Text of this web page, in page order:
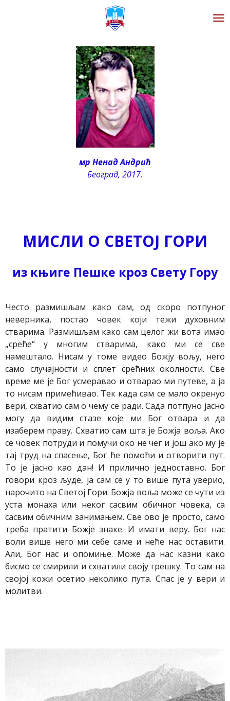
мр Ненад Андрић
Београд, 2017.
МИСЛИ О СВЕТОЈ ГОРИ
из књиге Пешке кроз Свету Гору
Често размишљам како сам, од скоро потпуног
неверника, постао човек који тежи духовним
стварима. Размишљам како сам целог жи вота имао
„среће“ у многим стварима, како ми се све
намештало. Нисам у томе видео Божју вољу, него
само случајности и сплет срећних околности. Све
време ме је Бог усмеравао и отварао ми путеве, а ја
то нисам примећивао. Тек када сам се мало окренуо
вери, схватио сам о чему се ради. Сада потпуно јасно
могу да видим стазе које ми Бог отвара и да
изаберем праву. Схватио сам шта је Божја воља. Ако
се човек потруди и помучи око не чег и још ако му је
тај труд на спасење, Бог ће помоћи и отворити пут.
То је јасно као дан! И прилично једноставно. Бог
говори кроз људе, ја сам се у то више пута уверио,
нарочито на Светој Гори. Божја воља може се чути из
уста монаха или неког сасвим обичног човека, са
сасвим обичним занимањем. Све ово је просто, само
треба пратити Божје знаке. И имати веру. Бог нас
воли више него ми себе саме и неће нас оставити.
Али, Бог нас и опомиње. Може да нас казни како
бисмо се смирили и схватили своју грешку. То сам на
својој кожи осетио неколико пута. Спас је у вери и
молитви.